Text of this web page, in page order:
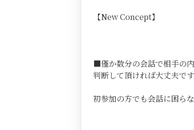
【New Concept】
■僅か数分の会話で相手の
判断して頂ければ大丈夫です
初参加の方でも会話に困ら